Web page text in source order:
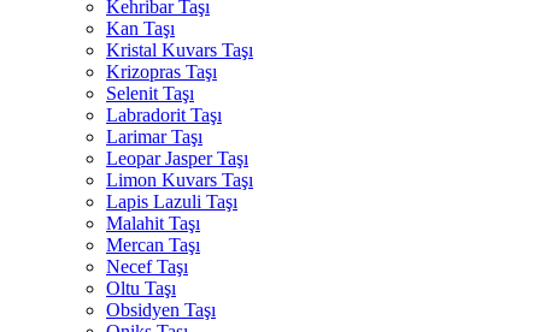
Kehribar Taşı
Kan Taşı
Kristal Kuvars Taşı
Krizopras Taşı
Selenit Taşı
Labradorit Taşı
Larimar Taşı
Leopar Jasper Taşı
Limon Kuvars Taşı
Lapis Lazuli Taşı
Malahit Taşı
Mercan Taşı
Necef Taşı
Oltu Taşı
Obsidyen Taşı